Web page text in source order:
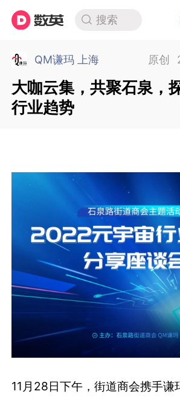
搜索
QM谦玛 上海 原创
大咖云集，共聚石泉，
行业趋势
11月28日下午，街道商会携手谦